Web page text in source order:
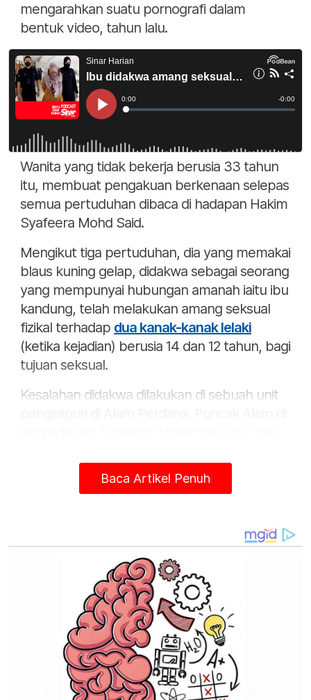
mengarahkan suatu pornografi dalam
bentuk video, tahun lalu.
Wanita yang tidak bekerja berusia 33 tahun
itu, membuat pengakuan berkenaan selepas
semua pertuduhan dibaca di hadapan Hakim
Syafeera Mohd Said.
Mengikut tiga pertuduhan, dia yang memakai
blaus kuning gelap, didakwa sebagai seorang
yang mempunyai hubungan amanah iaitu ibu
kandung, telah melakukan amang seksual
fizikal terhadap dua kanak-kanak lelaki
(ketika kejadian) berusia 14 dan 12 tahun, bagi
tujuan seksual.
Kesalahan didakwa dilakukan di sebuah unit
Pertuduhan dibuat mengikut Seksyen 14(a)
dan 14(b) Akta Kesalahan-Kesalahan Seksual
Terhadap Kanak-Kanak 2017 dibaca bersama
Seksyen itu memperuntukkan hukuman
penjara tidak melebihi 20 tahun dan boleh
juga dihukum dengan hukuman sebat, jika
sabit kesalahan.
Bagi pertuduhan keempat, dia didakwa telah
mengarahkan pembuatan suatu pornografi
kanak-kanak dalam bentuk video di sebuah
hotel di Taman Sri Pristana, Sungai Buloh
Baca Artikel Penuh